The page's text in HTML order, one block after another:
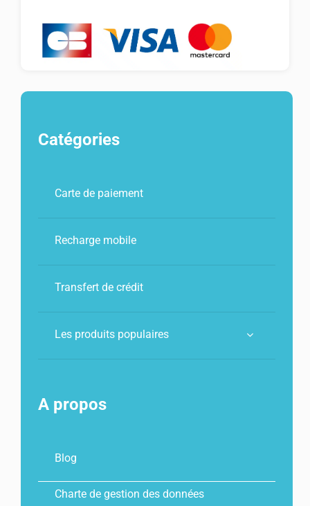
Catégories
Carte de paiement
Recharge mobile
Transfert de crédit
Les produits populaires
A propos
Blog
Charte de gestion des données